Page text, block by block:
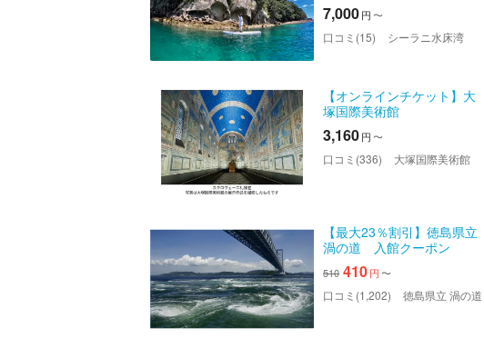
7,000円 〜
口コミ(15) シーラニ水床湾
【オンラインチケット】大
塚国際美術館
3,160円 〜
口コミ(336) 大塚国際美術館
【最大23％割引】徳島県立
渦の道 入館クーポン
510 410円 〜
口コミ(1,202) 徳島県立 渦の道